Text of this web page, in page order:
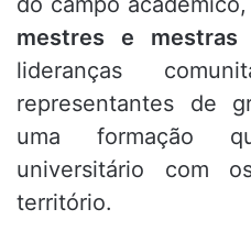
mestres e
lideranças
representantes de
uma formação
universitário com
território.